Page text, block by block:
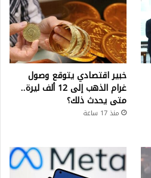
خبير اقتصادي يتوقع وصول
غرام الذهب إلى 12 ألف ليرة..
متى يحدث ذلك؟
منذ 17 ساعة